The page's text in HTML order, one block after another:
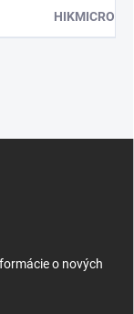
HIKMICRO
o nových